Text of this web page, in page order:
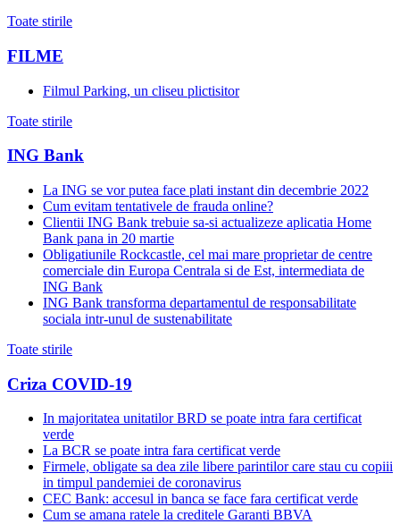
Toate stirile
FILME
Filmul Parking, un cliseu plictisitor
Toate stirile
ING Bank
La ING se vor putea face plati instant din decembrie 2022
Cum evitam tentativele de frauda online?
Clientii ING Bank trebuie sa-si actualizeze aplicatia Home
Bank pana in 20 martie
Obligatiunile Rockcastle, cel mai mare proprietar de centre
comerciale din Europa Centrala si de Est, intermediata de
ING Bank
ING Bank transforma departamentul de responsabilitate
sociala intr-unul de sustenabilitate
Toate stirile
Criza COVID-19
In majoritatea unitatilor BRD se poate intra fara certificat
verde
La BCR se poate intra fara certificat verde
Firmele, obligate sa dea zile libere parintilor care stau cu copiii
in timpul pandemiei de coronavirus
CEC Bank: accesul in banca se face fara certificat verde
Cum se amana ratele la creditele Garanti BBVA